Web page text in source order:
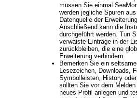
müssen Sie einmal
werden jegliche Spuren
Datenquelle der
Anschließend kann die
durchgeführt werden. Tun
verwaiste Einträge in der
zurückbleiben, die eine
Erweiterung verhindern.
Bemerken Sie ein
Lesezeichen, Downloads,
Symbolleisten, History
sollten Sie vor dem
neues Profil anlegen und